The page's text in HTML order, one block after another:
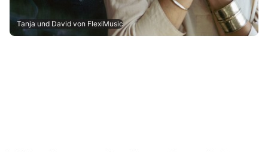
Tanja und David von FlexiMusic